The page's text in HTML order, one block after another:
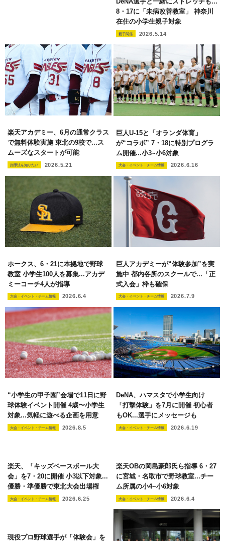
8・17に「未病改善教室」 神奈川
在住の小学生親子対象
親子関係 2026.5.14
楽天アカデミー、6月の通常クラス
で無料体験実施 東北の9校で...ス
ムーズなスタートが可能
指導法を知りたい 2026.5.21
巨人U-15と「オランダ体育」
が“コラボ” 7・18に特別プログラ
ム開催...小3~小6対象
大会・イベント・チーム情報 2026.6.16
ホークス、6・21に本拠地で野球
教室 小学生100人を募集...アカデ
ミーコーチ4人が指導
大会・イベント・チーム情報 2026.6.4
巨人アカデミーが“体験参加”を実
施中 都内各所のスクールで...「正
式入会」枠も確保
大会・イベント・チーム情報 2026.7.9
“小学生の甲子園”会場で11日に野
球体験イベント開催 4歳〜小学生
対象...気軽に遊べる企画を用意
大会・イベント・チーム情報 2026.8.5
DeNA、ハマスタで小学生向け
「打撃体験」を7月に開催 初心者
もOK...選手にメッセージも
大会・イベント・チーム情報 2026.6.19
楽天、「キッズベースボール大
会」を7・20に開催 小3以下対象...
優勝・準優勝で東北大会出場権
大会・イベント・チーム情報 2026.6.25
楽天OBの岡島豪郎氏ら指導 6・27
に宮城・名取市で野球教室...チー
ム所属の小4~小6対象
大会・イベント・チーム情報 2026.6.4
現役プロ野球選手が「体験会」を